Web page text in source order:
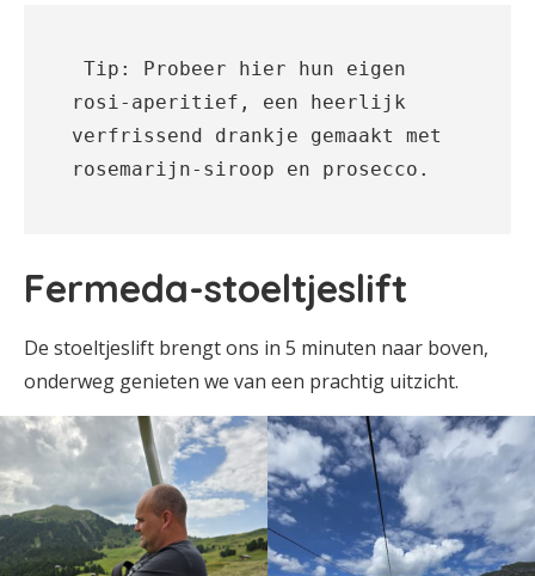
rosi-aperitief, een heerlijk
verfrissend drankje gemaakt met
rosemarijn-siroop en prosecco.
Fermeda-stoeltjeslift
De stoeltjeslift brengt ons in 5 minuten naar boven,
onderweg genieten we van een prachtig uitzicht.